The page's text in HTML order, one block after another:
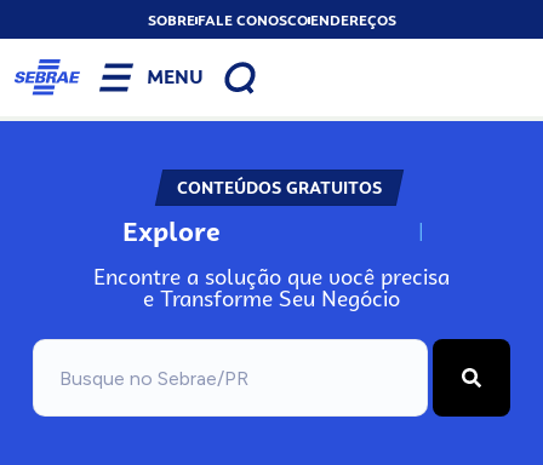
SOBREFALE CONOSCOENDEREÇOS
MENU
CONTEÚDOS GRATUITOS
Explore N
Encontre a solução que você precisa
e Transforme Seu Negócio